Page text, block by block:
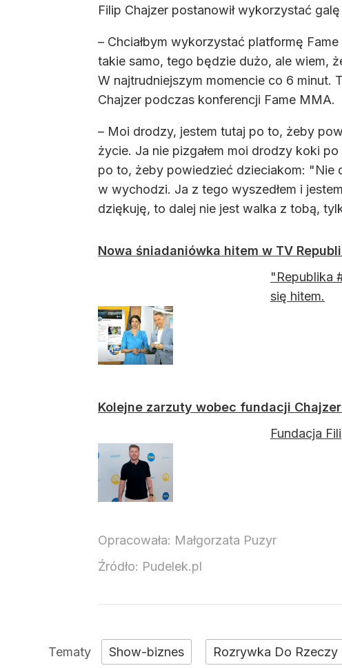
Filip Chajzer postanowił wykorzystać
– Chciałbym wykorzystać platformę
takie samo, tego będzie dużo, ale wiem,
W najtrudniejszym momencie co 6 minut.
Chajzer podczas konferencji Fame MMA.
– Moi drodzy, jestem tutaj po to, żeby
życie. Ja nie pizgałem moi drodzy koki
po to, żeby powiedzieć dzieciakom: "Nie
w wychodzi. Ja z tego wyszedłem i
dziękuję, to dalej nie jest walka z tobą,
Nowa śniadaniówka hitem w TV
"Republika
się hitem.
Kolejne zarzuty wobec fundacji
Fundacja
Opracowała: Małgorzata Puzyr
Źródło: Pudelek.pl
Show-biznes Rozrywka Do Rzeczy